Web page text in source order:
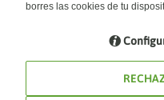
Blog de Viajes el Corte
borres las cookies de tu